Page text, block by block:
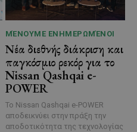
ΜΈΝΟΥΜΕ ΕΝΗΜΕΡΩΜΈΝΟΙ
Νέα διεθνής διάκριση και
παγκόσμιο ρεκόρ για το
Nissan Qashqai e-
POWER
Το Nissan Qashqai e-POWER
αποδεικνύει στην πράξη την
αποδοτικότητα της τεχνολογίας